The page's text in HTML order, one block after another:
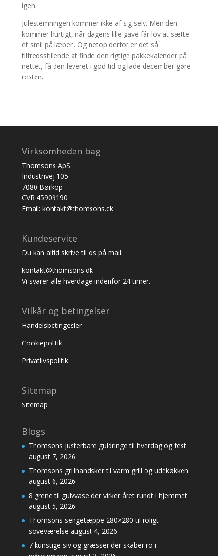
igen.
Julestemningen kommer ikke af sig selv. Men den
kommer hurtigt, når dagens lille gave får lov at sætte
et smil på læben. Og netop derfor er det så
tilfredsstillende at finde den rigtige pakkekalender på
nettet, få den leveret i god tid og lade december gøre
resten.
Virksomheden bag
Thomsons ApS
Industrivej 105
7080 Børkop
CVR 45909190
Email: kontakt@thomsons.dk
Kundeservice
Du kan altid skrive til os på mail:
kontakt@thomsons.dk
Vi svarer alle hverdage indenfor 24 timer.
Vilkår og betingelser
Handelsbetingesler
Cookiepolitik
Privatlivspolitik
Sitemap
Sitemap
Blogs
Thomsons justerbare guldringe til hverdag og fest
august 7, 2026
Thomsons grillhandsker til varm grill og udekøkken
august 6, 2026
8 grene til gulvvase der virker året rundt i hjemmet
august 5, 2026
Thomsons sengetæppe 280×280 til roligt
soveværelse august 4, 2026
7 kunstige siv og græsser der skaber ro i